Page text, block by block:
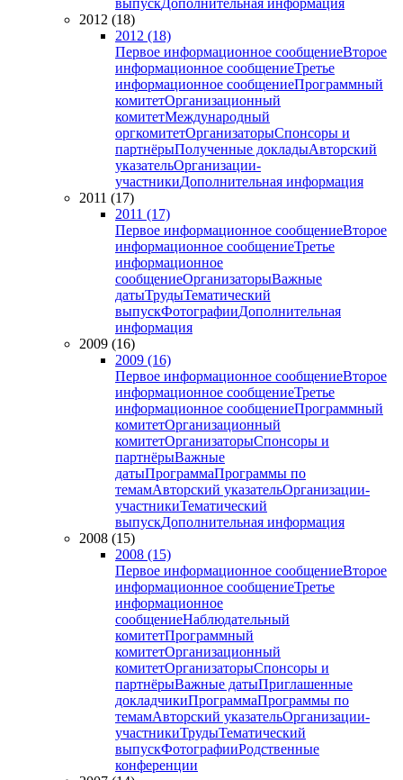
выпускДополнительная информация
2012 (18)
2012 (18)
Первое информационное сообщениеВторое
информационное сообщениеТретье
информационное сообщениеПрограммный
комитетОрганизационный
комитетМеждународный
оргкомитетОрганизаторыСпонсоры и
партнёрыПолученные докладыАвторский
указательОрганизации-
участникиДополнительная информация
2011 (17)
2011 (17)
Первое информационное сообщениеВторое
информационное сообщениеТретье
информационное
сообщениеОрганизаторыВажные
датыТрудыТематический
выпускФотографииДополнительная
информация
2009 (16)
2009 (16)
Первое информационное сообщениеВторое
информационное сообщениеТретье
информационное сообщениеПрограммный
комитетОрганизационный
комитетОрганизаторыСпонсоры и
партнёрыВажные
датыПрограммаПрограммы по
темамАвторский указательОрганизации-
участникиТематический
выпускДополнительная информация
2008 (15)
2008 (15)
Первое информационное сообщениеВторое
информационное сообщениеТретье
информационное
сообщениеНаблюдательный
комитетПрограммный
комитетОрганизационный
комитетОрганизаторыСпонсоры и
партнёрыВажные датыПриглашенные
докладчикиПрограммаПрограммы по
темамАвторский указательОрганизации-
участникиТрудыТематический
выпускФотографииРодственные
конференции